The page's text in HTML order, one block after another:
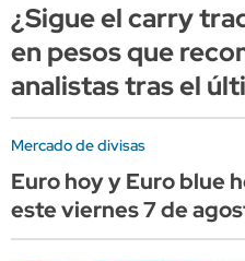
¿Sigue el carry
en pesos que
analistas tras el
Mercado de divisas
Euro hoy y Euro blue
este viernes 7 de